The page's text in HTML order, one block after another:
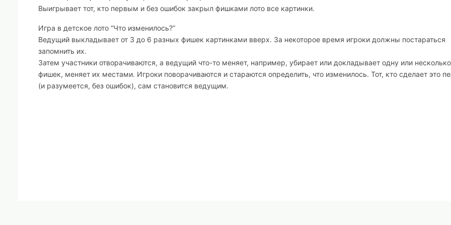
Выигрывает тот, кто первым и без ошибок закрыл фишками лото все картинки.
Игра в детское лото “Что изменилось?”
Ведущий выкладывает от 3 до 6 разных фишек картинками вверх. За некоторое время игроки должны постараться
запомнить их.
Затем участники отворачиваются, а ведущий что-то меняет, например, убирает или докладывает одну или несколько
фишек, меняет их местами. Игроки поворачиваются и стараются определить, что изменилось. Тот, кто сделает это
(и разумеется, без ошибок), сам становится ведущим.